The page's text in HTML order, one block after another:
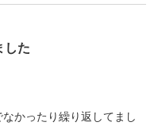
した
かったり繰り返してまし